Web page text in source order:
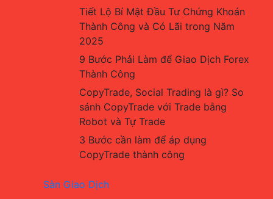
Tiết Lộ Bí Mật Đầu Tư Chứng Khoán
Thành Công và Có Lãi trong Năm
2025
9 Bước Phải Làm để Giao Dịch Forex
Thành Công
CopyTrade, Social Trading là gì? So
sánh CopyTrade với Trade bằng
Robot và Tự Trade
3 Bước cần làm để áp dụng
CopyTrade thành công
Sàn Giao Dịch